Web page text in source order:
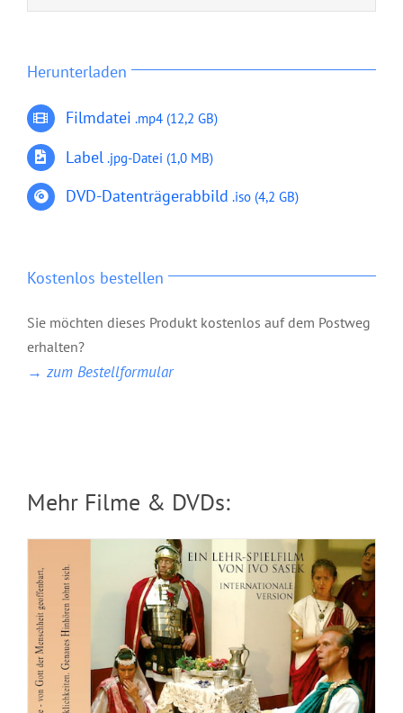
Herunterladen
Filmdatei .mp4 (12,2 GB)
Label .jpg-Datei (1,0 MB)
DVD-Datenträgerabbild .iso (4,2 GB)
Kostenlos bestellen
Sie möchten dieses Produkt kostenlos auf dem Postweg
erhalten?
→ zum Bestellformular
Mehr Filme & DVDs:
Das Geheimnis Gottes